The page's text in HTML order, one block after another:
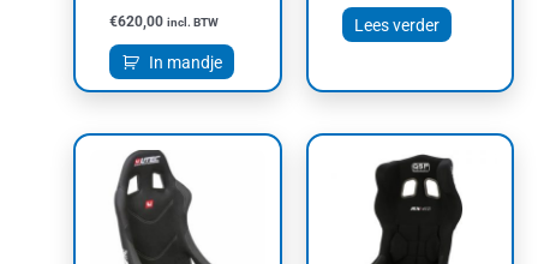
€620,00 incl. BTW
In mandje
Lees verder